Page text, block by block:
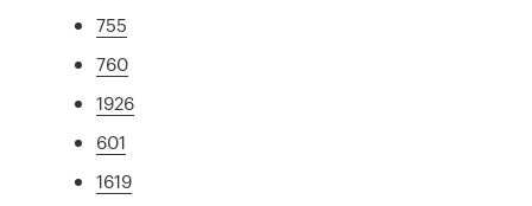
755
760
1926
601
1619